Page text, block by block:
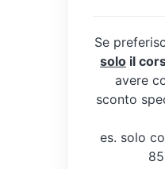
Se
solo il
avere
sconto
es. solo